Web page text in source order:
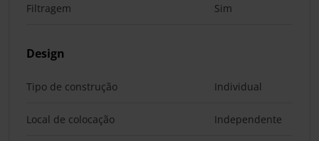
Filtragem Sim
Design
Tipo de construção Individual
Local de colocação Independente